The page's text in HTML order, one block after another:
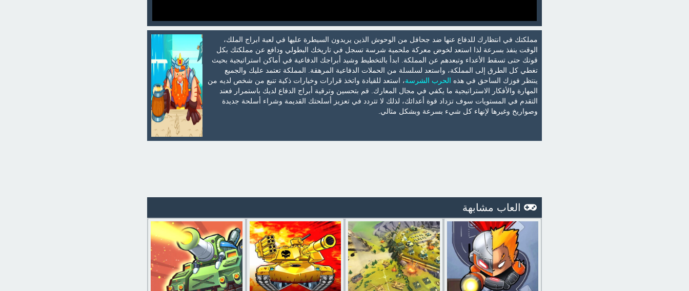
مملكتك في انتظارك للدفاع عنها ضد جحافل من الوحوش الذين يريدون السيطرة عليها في لعبة ابراج الملك،
الوقت ينفذ بسرعة لذا استعد لخوض معركة ملحمية شرسة تسجل في تاريخك البطولي ودافع عن مملكتك بكل
قوتك حتى تسقط الأعداء وتبعدهم عن المملكة. ابدأ بالتخطيط وشيد أبراجك الدفاعية في أماكن استراتيجية بحيث
تغطي كل الطرق إلى المملكة، واستعد لسلسلة من الحملات الدفاعية المرهقة. المملكة تعتمد عليك والجميع
ينتظر فوزك الساحق في هذه الحرب الشرسة، استعد للقيادة واتخذ قرارات وخيارات ذكية تنبع من شخص لديه من
المهارة والأفكار الاستراتيجية ما يكفي في مجال المعارك. قم بتحسين وترقية أبراج الدفاع لديك باستمرار فعند
التقدم في المستويات سوف تزداد قوة أعدائك، لذلك لا تتردد في تعزيز أسلحتك القديمة وشراء أسلحة جديدة
وصواريخ وغيرها لإنهاء كل شيء بسرعة وبشكل مثالي.
العاب مشابهة